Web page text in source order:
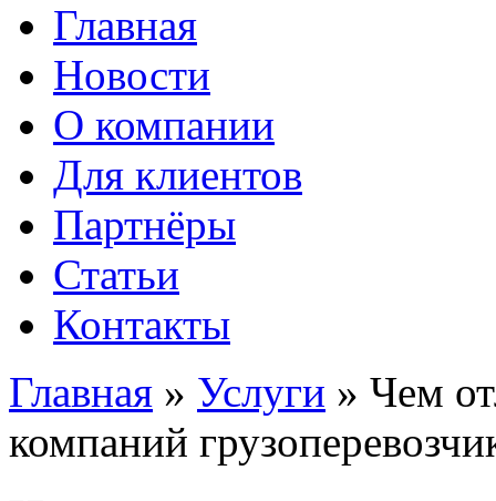
Главная
Новости
О компании
Для клиентов
Партнёры
Статьи
Контакты
Главная » Услуги » Чем
компаний